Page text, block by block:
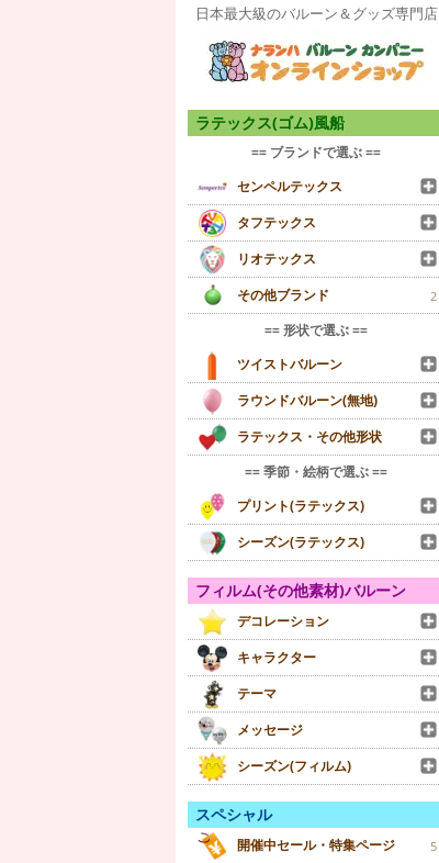
日本最大級のバルーン＆グッズ専門店
ラテックス(ゴム)風船
== ブランドで選ぶ ==
センペルテックス
タフテックス
リオテックス
その他ブランド
2
== 形状で選ぶ ==
ツイストバルーン
ラウンドバルーン(無地)
ラテックス・その他形状
== 季節・絵柄で選ぶ ==
プリント(ラテックス)
シーズン(ラテックス)
フィルム(その他素材)バルーン
デコレーション
キャラクター
テーマ
メッセージ
シーズン(フィルム)
スペシャル
開催中セール・特集ページ 5